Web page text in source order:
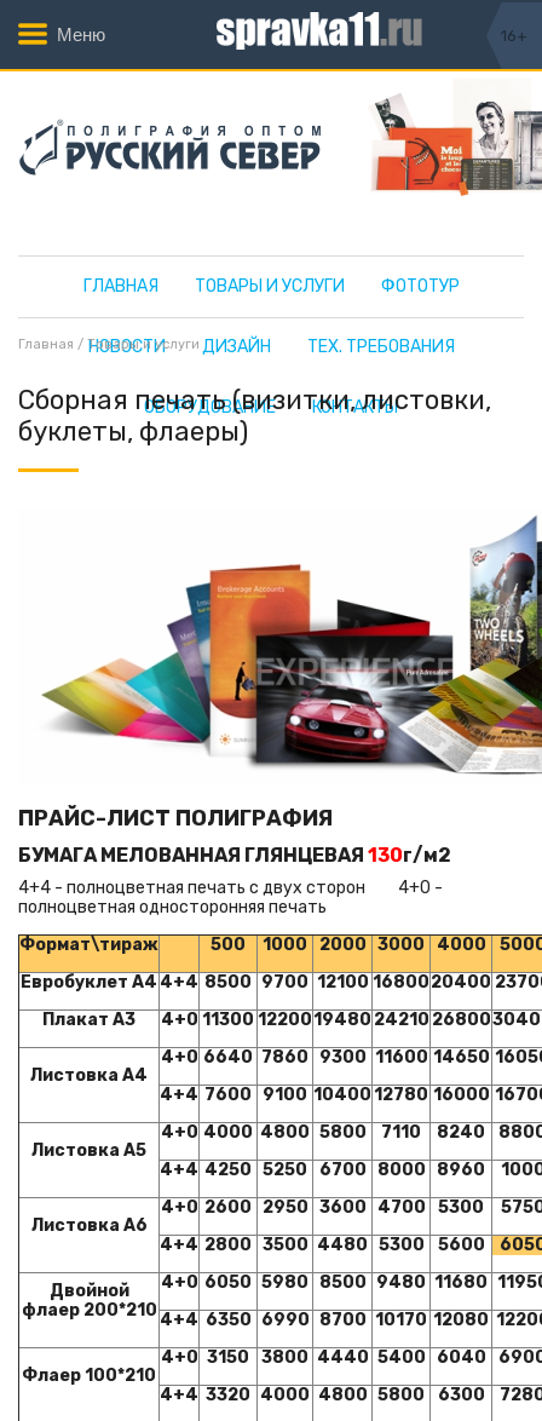
Меню 16+
ГЛАВНАЯ ТОВАРЫ И УСЛУГИ ФОТОТУР
НОВОСТИ ДИЗАЙН ТЕХ. ТРЕБОВАНИЯ
ОБОРУДОВАНИЕ КОНТАКТЫ
Главная / Товары и услуги
Сборная печать (визитки, листовки,
буклеты, флаеры)
ПРАЙС-ЛИСТ ПОЛИГРАФИЯ
БУМАГА МЕЛОВАННАЯ ГЛЯНЦЕВАЯ 130г/м2
4+4 - полноцветная печать с двух сторон 4+0 -
полноцветная односторонняя печать
Формат\тираж
500 1000 2000 3000 4000
Евробуклет А4 4+4 8500 9700 12100 1680020400
Плакат А3
4+0 11300 1220019480 24210 26800
Листовка А4
4+0 6640 7860 9300 11600 14650
4+4 7600 9100 1040012780 16000
Листовка А5
4+0 4000 4800 5800 7110 8240
4+4 4250 5250 6700 8000 8960
Листовка А6
4+0 2600 2950 3600 4700 5300
4+4 2800 3500 4480 5300 5600
Двойной
флаер 200*210
4+0 6050 5980 8500 9480 11680
4+4 6350 6990 8700 10170 12080
Флаер 100*210
4+0 3150 3800 4440 5400 6040
4+4 3320 4000 4800 5800 6300